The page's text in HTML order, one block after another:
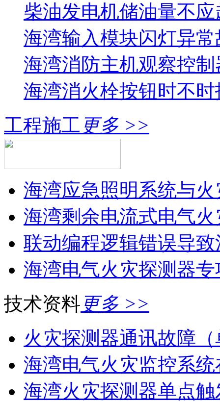
柴油发电机储油量不应
海湾输入模块闪灯异
海湾消防主机观察控制
海湾消火栓按钮时不
工程施工 更多 >>
海湾应急照明系统与火
海湾剩余电流式电气火
联动编程逻辑错误导致
海湾电气火灾探测器
技术资料 更多 >>
火灾探测器通讯故障
海湾电气火灾监控系统
海湾火灾探测器单点